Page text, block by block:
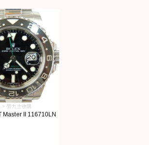
> 勞力士收購
Master II 116710LN